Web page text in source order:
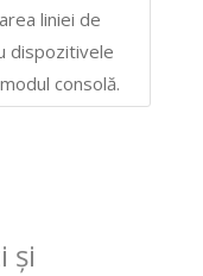
liniei de
dispozitivele
consolă.
și